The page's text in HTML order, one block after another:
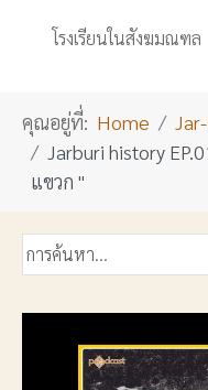
โรงเรียนในสังฆมณฑล
คุณอยู่ที่: Home
Jarburi history
แขวก "